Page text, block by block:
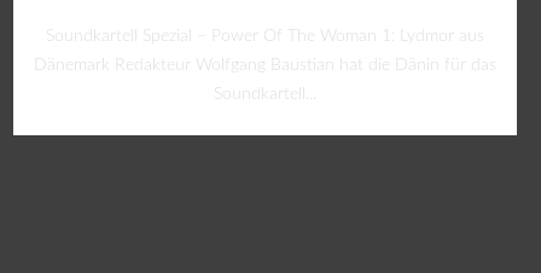
Soundkartell Spezial – Power Of The Woman 1: Lydmor aus
Dänemark Redakteur Wolfgang Baustian hat die Dänin für das
Soundkartell...